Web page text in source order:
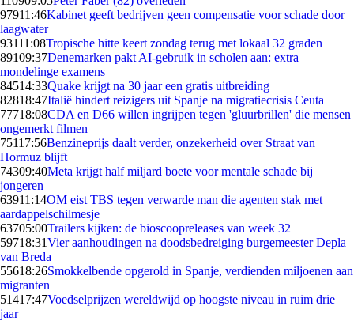
97911:46Kabinet geeft bedrijven geen compensatie voor schade door
laagwater
93111:08Tropische hitte keert zondag terug met lokaal 32 graden
89109:37Denemarken pakt AI-gebruik in scholen aan: extra
mondelinge examens
84514:33Quake krijgt na 30 jaar een gratis uitbreiding
82818:47Italië hindert reizigers uit Spanje na migratiecrisis Ceuta
77718:08CDA en D66 willen ingrijpen tegen 'gluurbrillen' die mensen
ongemerkt filmen
75117:56Benzineprijs daalt verder, onzekerheid over Straat van
Hormuz blijft
74309:40Meta krijgt half miljard boete voor mentale schade bij
jongeren
63911:14OM eist TBS tegen verwarde man die agenten stak met
aardappelschilmesje
63705:00Trailers kijken: de bioscoopreleases van week 32
59718:31Vier aanhoudingen na doodsbedreiging burgemeester Depla
van Breda
55618:26Smokkelbende opgerold in Spanje, verdienden miljoenen aan
migranten
51417:47Voedselprijzen wereldwijd op hoogste niveau in ruim drie
jaar